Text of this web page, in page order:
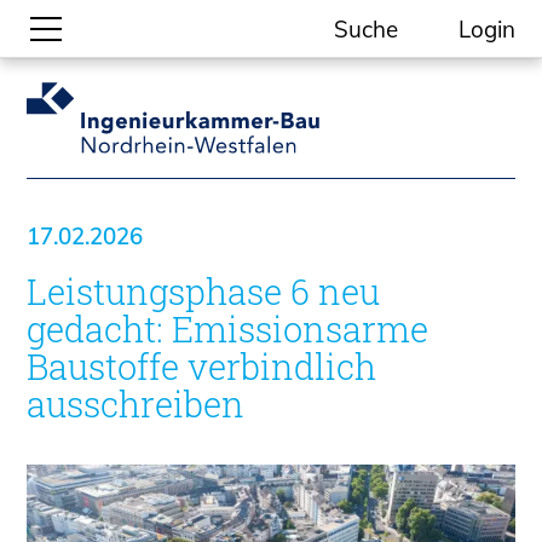
Suche
Gesellschaftliche Themen
Aktuelle Meldungen
Kein Ding ohne ING.
Ingenieurkammer-Bau NRW
Willkommen bei der Kammer
Aufgaben
Gremien
Geschäftsstelle
Veranstaltungsformate
Unsere Publikationen
Login
17.02.2026
Leistungsphase 6 neu
gedacht: Emissionsarme
Baustoffe verbindlich
ausschreiben